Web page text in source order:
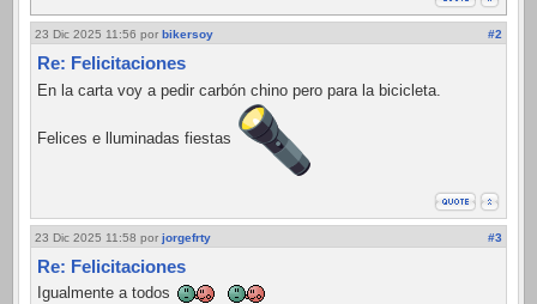
23 Dic 2025 11:56 por bikersoy #2
Re: Felicitaciones
En la carta voy a pedir carbón chino pero para la bicicleta.
Felices e lluminadas fiestas
23 Dic 2025 11:58 por jorgefrty #3
Re: Felicitaciones
Igualmente a todos